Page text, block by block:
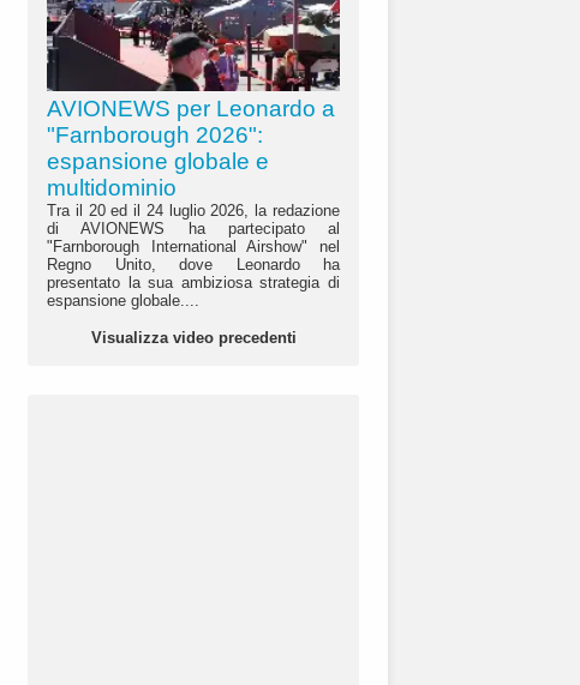
AVIONEWS per Leonardo a
"Farnborough 2026":
espansione globale e
multidominio
Tra il 20 ed il 24 luglio 2026, la redazione
di AVIONEWS ha partecipato al
"Farnborough International Airshow" nel
Regno Unito, dove Leonardo ha
presentato la sua ambiziosa strategia di
espansione globale....
Visualizza video precedenti